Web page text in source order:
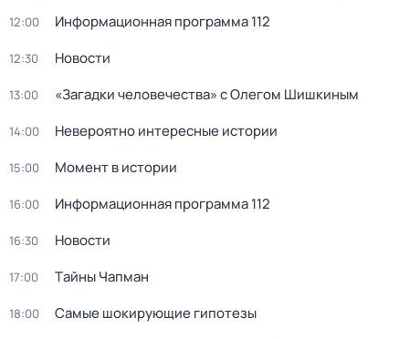
12:00 Информационная программа 112
12:30 Новости
13:00 «Загадки человечества» с Олегом Шишкиным
14:00 Невероятно интересные истории
15:00 Момент в истории
16:00 Информационная программа 112
16:30 Новости
17:00 Тaйны Чапман
18:00 Самые шoкиpующие гипотезы